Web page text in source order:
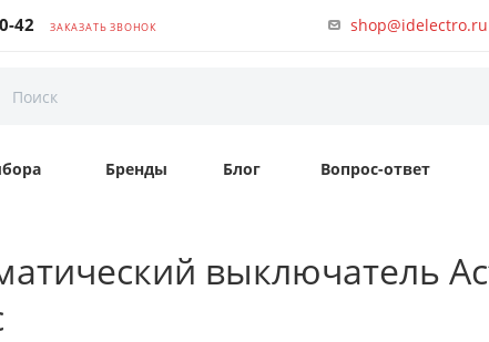
42 ЗАКАЗАТЬ ЗВОНОК shop@idelectro.ru
Бренды Блог Вопрос-ответ
выключатель